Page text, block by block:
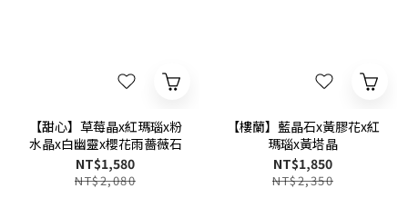
【甜心】草莓晶x紅瑪瑙x粉
水晶x白幽靈x櫻花雨薔薇石
NT$1,580
NT$2,080
【樓蘭】藍晶石x黃膠花x紅
瑪瑙x黃塔晶
NT$1,850
NT$2,350